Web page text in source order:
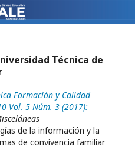
Técnica de
Formación y Calidad
Vol. 5 Núm. 3 (2017):
de la información y la
de convivencia familiar